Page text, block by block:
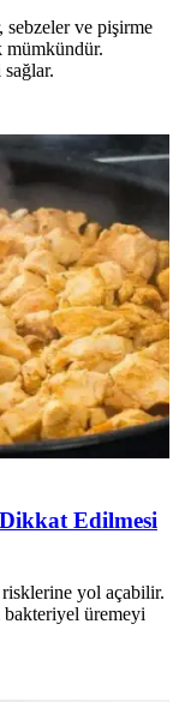
sebzeler ve pişirme
Edilmesi
risklerine yol açabilir.
bakteriyel üremeyi